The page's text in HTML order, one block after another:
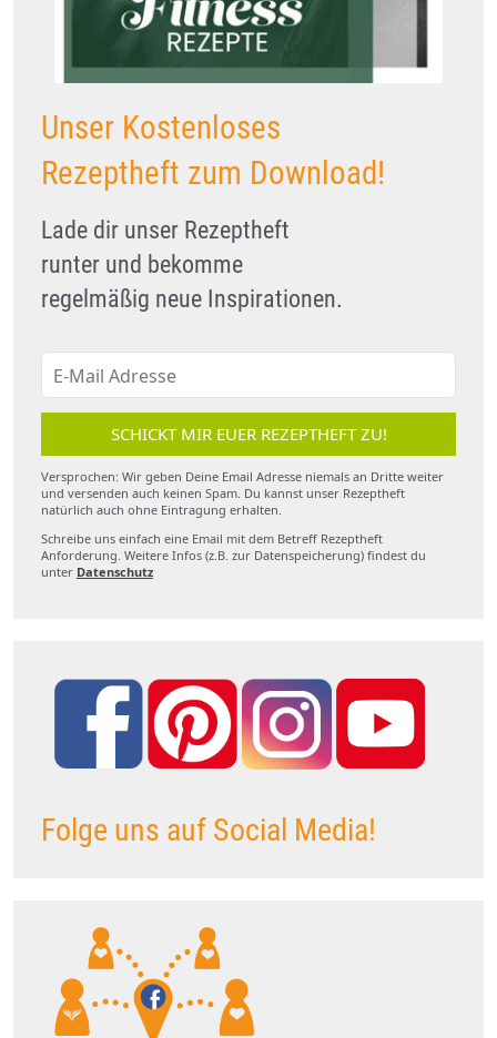
Unser Kostenloses
Rezeptheft zum Download!
Lade dir unser Rezeptheft
runter und bekomme
regelmäßig neue Inspirationen.
SCHICKT MIR EUER REZEPTHEFT ZU!
Versprochen: Wir geben Deine Email Adresse niemals an Dritte weiter
und versenden auch keinen Spam. Du kannst unser Rezeptheft
natürlich auch ohne Eintragung erhalten.
Schreibe uns einfach eine Email mit dem Betreff Rezeptheft
Anforderung. Weitere Infos (z.B. zur Datenspeicherung) findest du
unter Datenschutz
Folge uns auf Social Media!